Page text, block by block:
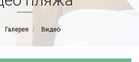
Галерея Видео